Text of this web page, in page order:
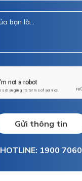
Gửi thông tin
HOTLINE: 1900 7060